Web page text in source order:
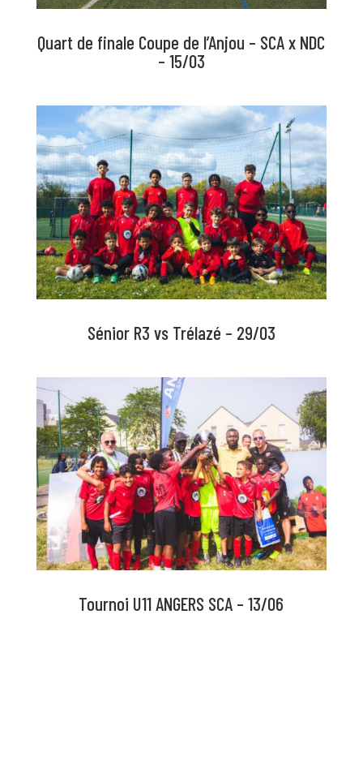
Quart de finale Coupe de l’Anjou – SCA x NDC
– 15/03
Sénior R3 vs Trélazé – 29/03
Tournoi U11 ANGERS SCA – 13/06